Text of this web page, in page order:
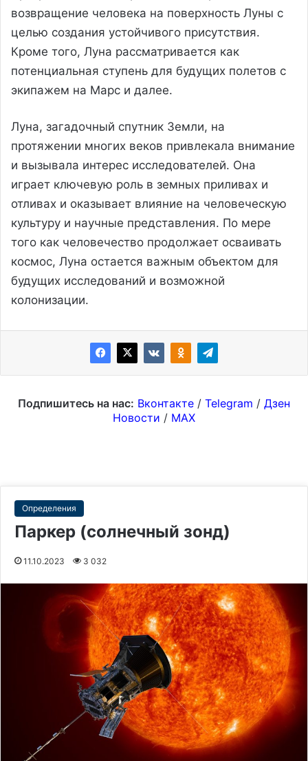
возвращение человека на поверхность Луны с
целью создания устойчивого присутствия.
Кроме того, Луна рассматривается как
потенциальная ступень для будущих полетов с
экипажем на Марс и далее.
Луна, загадочный спутник Земли, на
протяжении многих веков привлекала внимание
и вызывала интерес исследователей. Она
играет ключевую роль в земных приливах и
отливах и оказывает влияние на человеческую
культуру и научные представления. По мере
того как человечество продолжает осваивать
космос, Луна остается важным объектом для
будущих исследований и возможной
колонизации.
Подпишитесь на нас: Вконтакте / Telegram / Дзен
Новости / MAX